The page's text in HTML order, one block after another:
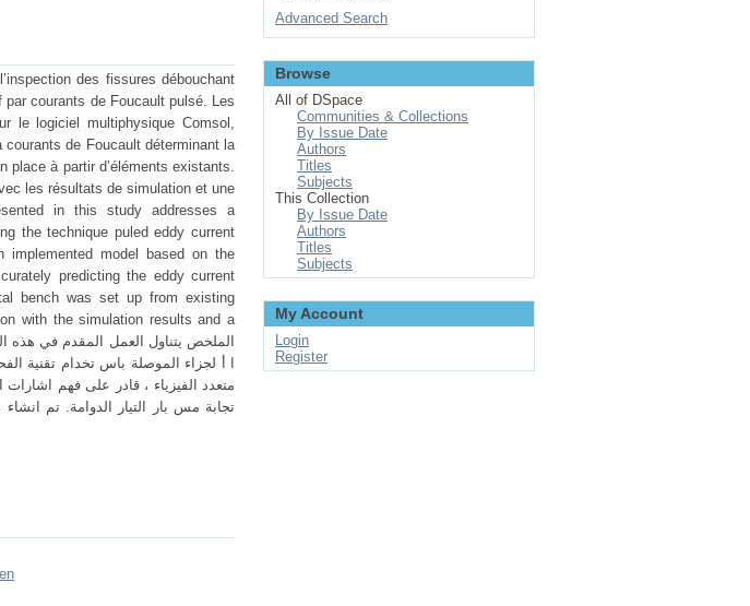
des fissures débouchant
courants de Foucault pulsé. Les
le logiciel multiphysique Comsol,
de Foucault déterminant la
place à partir d’éléments existants.
les résultats de simulation et une
in this study addresses a
the technique puled eddy current
implemented model based on the
predicting the eddy current
bench was set up from existing
with the simulation results and a
ا أ لجزاء الموصلة باس تخدام تقنية
تجابة مس بار التيار الدوامة. تم
Advanced Search
Browse
All of DSpace
Communities & Collections
By Issue Date
Authors
Titles
Subjects
This Collection
By Issue Date
Authors
Titles
Subjects
My Account
Login
Register